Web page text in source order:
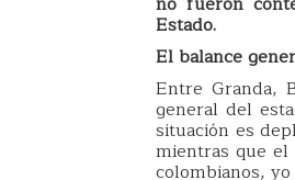
Estado.
El balance
Entre Granda,
general del
situación es
mientras que el
colombianos,